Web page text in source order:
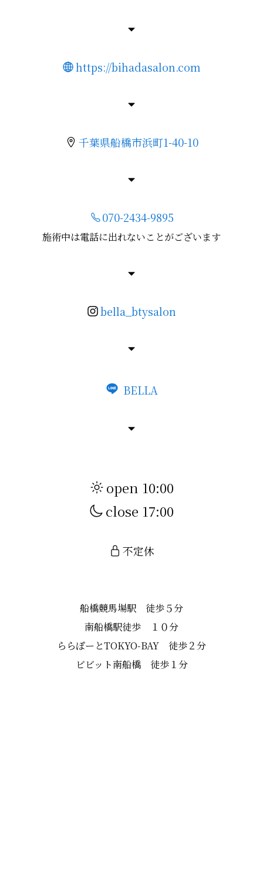
https://bihadasalon.com
千葉県船橋市浜町1-40-10
070-2434-9895
施術中は電話に出れないことがございます
bella_btysalon
BELLA
open 10:00
close 17:00
不定休
船橋競馬場駅 徒歩５分
南船橋駅徒歩 １０分
ららぽーとTOKYO-BAY 徒歩２分
ビビット南船橋 徒歩１分